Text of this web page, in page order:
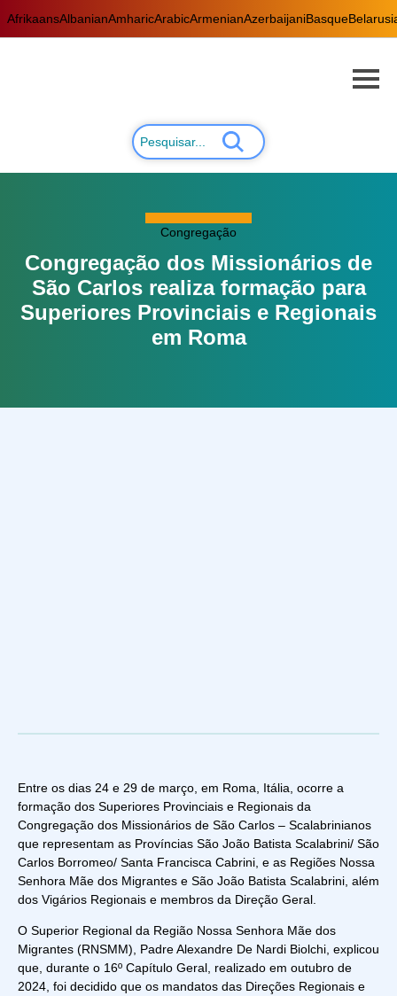
AfrikaansAlbanianAmharicArabicArmenianAzerbaijaniBasque
Congregação
Congregação dos Missionários de
São Carlos realiza formação para
Superiores Provinciais e Regionais
em Roma
Entre os dias 24 e 29 de março, em Roma, Itália, ocorre a
formação dos Superiores Provinciais e Regionais da
Congregação dos Missionários de São Carlos – Scalabrinianos
que representam as Províncias São João Batista Scalabrini/ São
Carlos Borromeo/ Santa Francisca Cabrini, e as Regiões Nossa
Senhora Mãe dos Migrantes e São João Batista Scalabrini, além
dos Vigários Regionais e membros da Direção Geral.
O Superior Regional da Região Nossa Senhora Mãe dos
Migrantes (RNSMM), Padre Alexandre De Nardi Biolchi, explicou
que, durante o 16º Capítulo Geral, realizado em outubro de
2024, foi decidido que os mandatos das Direções Regionais e